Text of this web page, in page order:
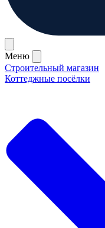
Меню
Строительный магазин
Коттеджные посёлки